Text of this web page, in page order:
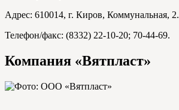
Адрес: 610014, г. Киров, Коммунальная, 2.
Телефон/факс: (8332) 22-10-20; 70-44-69.
Компания «Вятпласт»